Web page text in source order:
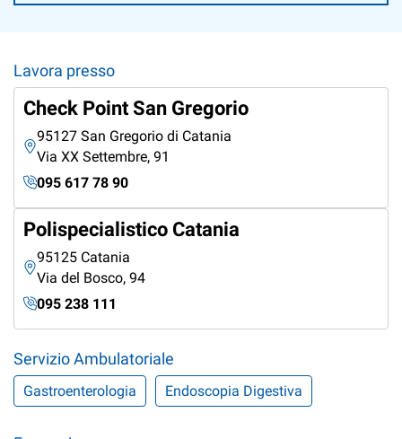
Lavora presso
Check Point San Gregorio
95127 San Gregorio di Catania
Via XX Settembre, 91
095 617 78 90
Polispecialistico Catania
95125 Catania
Via del Bosco, 94
095 238 111
Servizio Ambulatoriale
Gastroenterologia Endoscopia Digestiva